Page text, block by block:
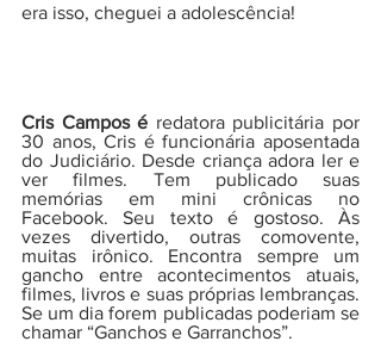
era isso, cheguei a adolescência!
Cris Campos é redatora publicitária por
30 anos, Cris é funcionária aposentada
do Judiciário. Desde criança adora ler e
ver filmes. Tem publicado suas
memórias em mini crônicas no
Facebook. Seu texto é gostoso. Às
vezes divertido, outras comovente,
muitas irônico. Encontra sempre um
gancho entre acontecimentos atuais,
filmes, livros e suas próprias lembranças.
Se um dia forem publicadas poderiam se
chamar “Ganchos e Garranchos”.